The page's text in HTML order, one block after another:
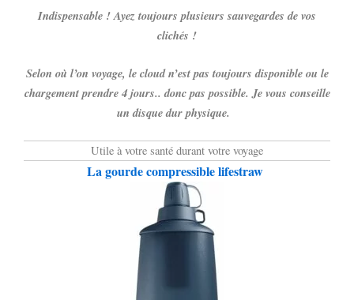
Indispensable ! Ayez toujours plusieurs sauvegardes de vos
clichés !
Selon où l’on voyage, le cloud n’est pas toujours disponible ou le
chargement prendre 4 jours.. donc pas possible. Je vous conseille
un disque dur physique.
Utile à votre santé durant votre voyage
La gourde compressible lifestraw